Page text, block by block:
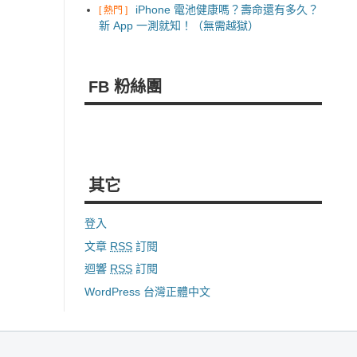
[ 熱門 ]
iPhone 電池健康嗎？壽命還有多久？
新 App 一測就知！（無需越獄）
FB 粉絲團
其它
登入
文章 RSS 訂閱
迴響 RSS 訂閱
WordPress 台灣正體中文